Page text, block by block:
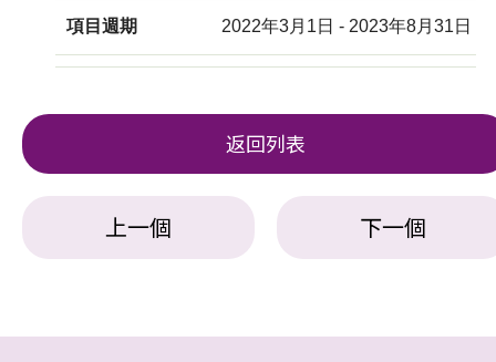
項目週期 2022年3月1日 - 2023年8月31日
返回列表
上一個 下一個